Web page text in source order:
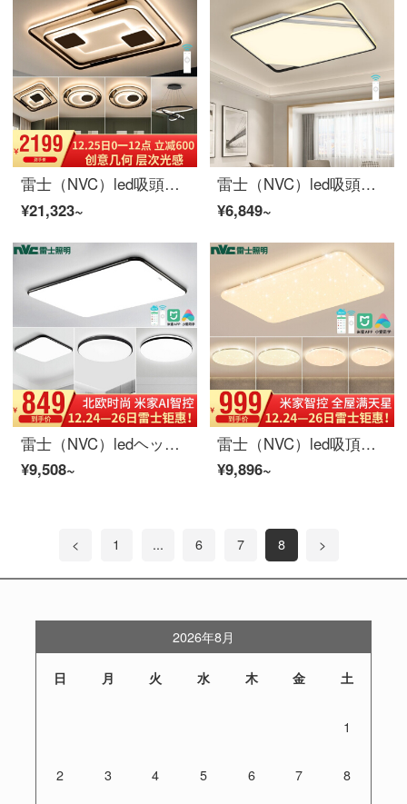
雷士（NVC）led吸頭灯現代簡単北欧創意灯セット暖かいロマンチック客間灯寝室灯レストラン灯倩影コース
¥21,323~
雷士（NVC）led吸頭灯北欧智控客間灯幾何学外発光芸術設計後、現代寝室ランプレストランのイルミネーションはシリーズを追う。
¥6,849~
雷士（NVC）ledヘッドランプ北欧現代簡単リビングルーム書斎レストランの超薄照明器具無極調光リビングランプ
¥9,508~
雷士（NVC）led吸頂灯客間灯寝室灯レストランのイルミネーション白い満天星超薄シリーズ北欧現代簡単小米AI米家APP智控灯具
¥9,896~
< 1 ... 6 7 8 >
2026年8月
日 月 火 水 木 金 土
1
2 3 4 5 6 7 8